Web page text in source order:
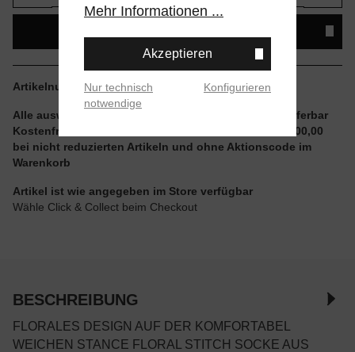
Artikelnummer:W556A26FLO-IVO.M
Alle auswählbaren Größen und Artikel sind sofort lieferbar
Kostenfreier Versand ab einem Einkaufswert von € 100,00
bei nicht reduzierten Artikeln und ohne Aktionscode im
Warenkorb
Artikel ist wie angegeben im Store verfügbar
Wähle Click & Collect beim Checkout
BESCHREIBUNG
FLORALES DESIGN AUF DER KOMFORTABEL
WEICHEN STANCE FLORAL STITCH SOCKE AUS
Mehr Informationen ...
Akzeptieren
Nur technisch
notwendige
Konfigurieren